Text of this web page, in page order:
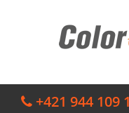
+421 944 109